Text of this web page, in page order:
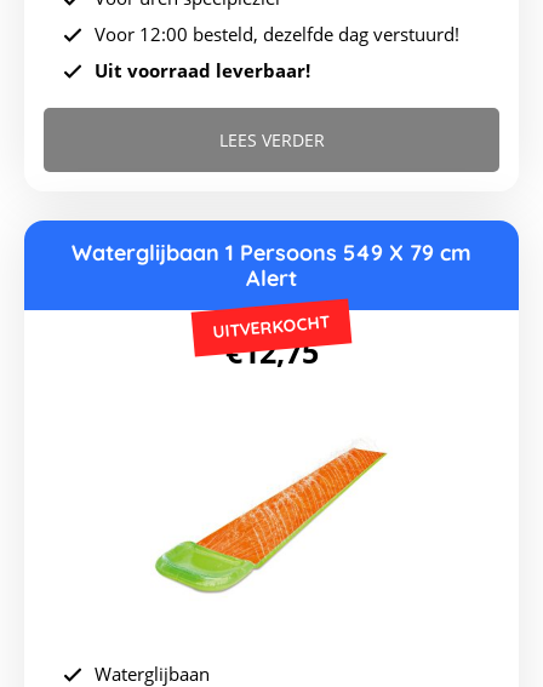
Voor 12:00 besteld, dezelfde dag verstuurd!
Uit voorraad leverbaar!
LEES VERDER
Waterglijbaan 1 Persoons 549 X 79 cm
Alert
€12,75
UITVERKOCHT
Waterglijbaan